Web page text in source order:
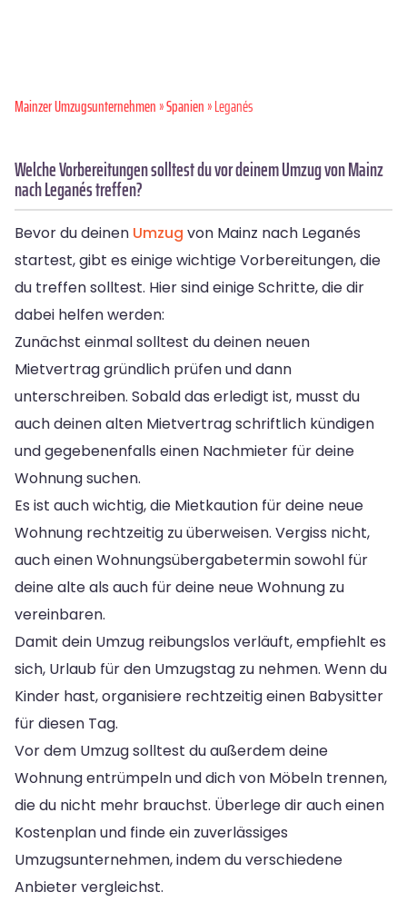
Mainzer Umzugsunternehmen»Spanien» Leganés
Welche Vorbereitungen solltest du vor deinem Umzug von Mainz
nach Leganés treffen?
Bevor du deinen Umzug von Mainz nach Leganés
startest, gibt es einige wichtige Vorbereitungen, die
du treffen solltest. Hier sind einige Schritte, die dir
dabei helfen werden:
Zunächst einmal solltest du deinen neuen
Mietvertrag gründlich prüfen und dann
unterschreiben. Sobald das erledigt ist, musst du
auch deinen alten Mietvertrag schriftlich kündigen
und gegebenenfalls einen Nachmieter für deine
Wohnung suchen.
Es ist auch wichtig, die Mietkaution für deine neue
Wohnung rechtzeitig zu überweisen. Vergiss nicht,
auch einen Wohnungsübergabetermin sowohl für
deine alte als auch für deine neue Wohnung zu
vereinbaren.
Damit dein Umzug reibungslos verläuft, empfiehlt es
sich, Urlaub für den Umzugstag zu nehmen. Wenn du
Kinder hast, organisiere rechtzeitig einen Babysitter
für diesen Tag.
Vor dem Umzug solltest du außerdem deine
Wohnung entrümpeln und dich von Möbeln trennen,
die du nicht mehr brauchst. Überlege dir auch einen
Kostenplan und finde ein zuverlässiges
Umzugsunternehmen, indem du verschiedene
Anbieter vergleichst.